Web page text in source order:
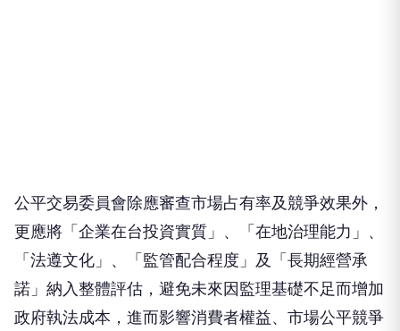
公平交易委員會除應審查市場占有率及競爭效果外，
更應將「企業在台投資實質」、「在地治理能力」、
「法遵文化」、「監管配合程度」及「長期經營承
諾」納入整體評估，避免未來因監理基礎不足而增加
政府執法成本，進而影響消費者權益、市場公平競爭